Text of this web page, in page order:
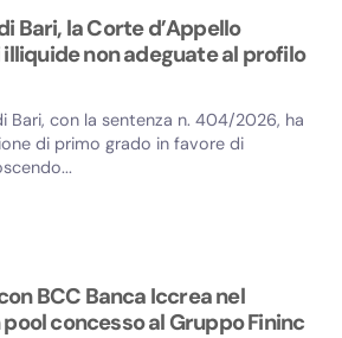
Bari, la Corte d’Appello
non adeguate al profilo
Bari, con la sentenza n. 404/2026, ha
di primo grado in favore di
BCC Banca Iccrea nel
concesso al Gruppo Fininc